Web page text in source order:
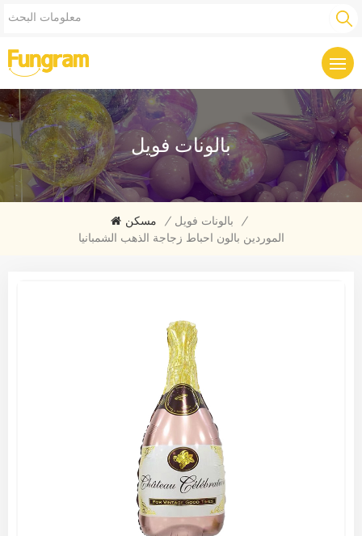
بالونات فويل
مسكن / بالونات فويل
/
الموردين بالون احباط زجاجة الذهب الشمبانيا